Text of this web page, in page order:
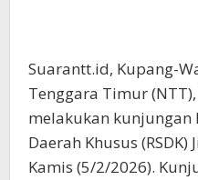
Suarantt.id, Kupang-
Tenggara Timur
melakukan kunjungan
Daerah Khusus
Kamis (5/2/2026).